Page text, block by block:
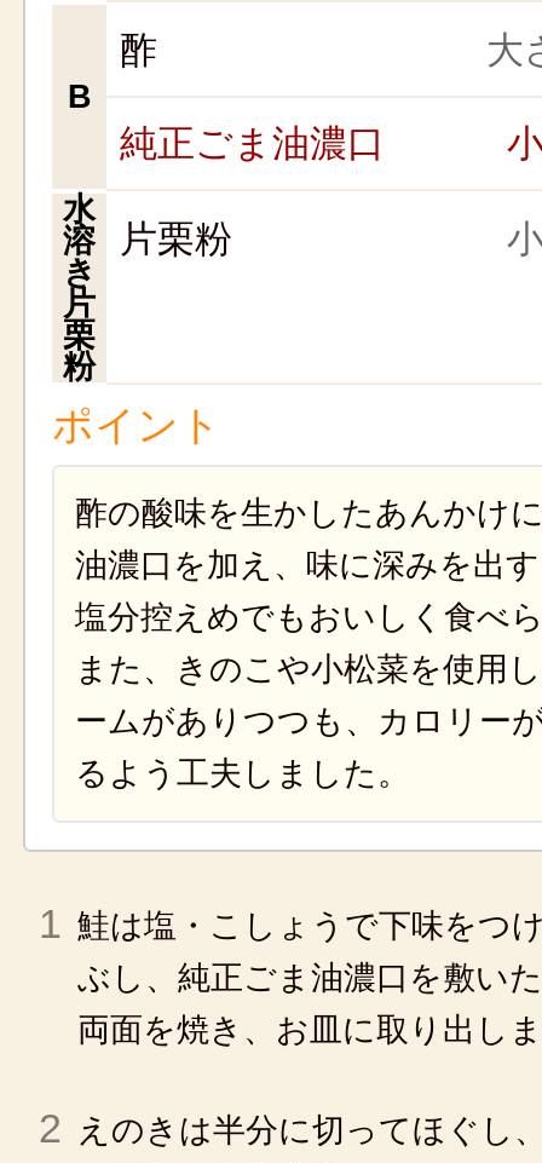
B
酢 大
純正ごま油濃口
水
溶
き
片
栗
粉
片栗粉
ポイント
酢の酸味を生かしたあんかけ
油濃口を加え、味に深みを出
塩分控えめでもおいしく食べ
また、きのこや小松菜を使用
ームがありつつも、カロリー
るよう工夫しました。
1 鮭は塩・こしょうで下味をつ
ぶし、純正ごま油濃口を敷い
両面を焼き、お皿に取り出し
2 えのきは半分に切ってほぐし